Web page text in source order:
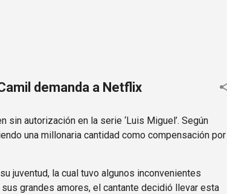
demanda a Netflix
autorización en la serie ‘Luis Miguel’. Según
una millonaria cantidad como compensación por
juventud, la cual tuvo algunos inconvenientes
grandes amores, el cantante decidió llevar esta